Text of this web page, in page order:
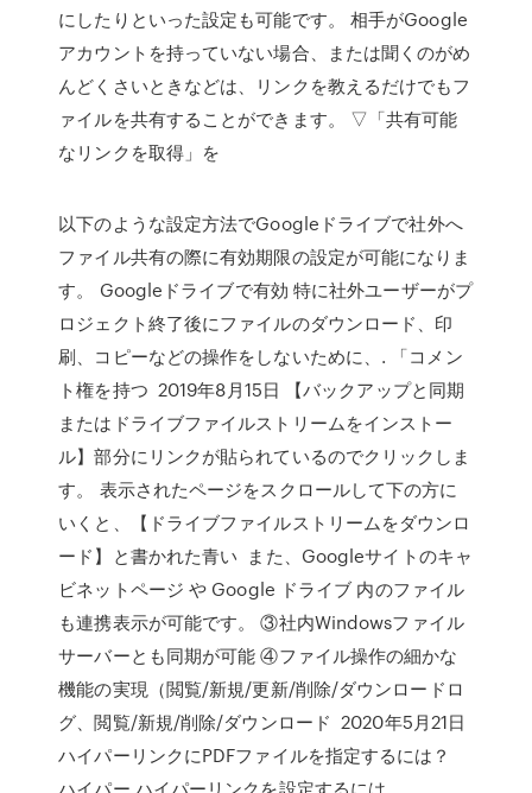
にしたりといった設定も可能です。 相手がGoogle
アカウントを持っていない場合、または聞くのがめ
んどくさいときなどは、リンクを教えるだけでもフ
ァイルを共有することができます。 ▽「共有可能
なリンクを取得」を
以下のような設定方法でGoogleドライブで社外へ
ファイル共有の際に有効期限の設定が可能になりま
す。 Googleドライブで有効 特に社外ユーザーがプ
ロジェクト終了後にファイルのダウンロード、印
刷、コピーなどの操作をしないために、. 「コメン
ト権を持つ 2019年8月15日 【バックアップと同期
またはドライブファイルストリームをインストー
ル】部分にリンクが貼られているのでクリックしま
す。 表示されたページをスクロールして下の方に
いくと、【ドライブファイルストリームをダウンロ
ード】と書かれた青い また、Googleサイトのキャ
ビネットページ や Google ドライブ 内のファイル
も連携表示が可能です。 ③社内Windowsファイル
サーバーとも同期が可能 ④ファイル操作の細かな
機能の実現（閲覧/新規/更新/削除/ダウンロードロ
グ、閲覧/新規/削除/ダウンロード 2020年5月21日
ハイパーリンクにPDFファイルを指定するには？
ハイパー ハイパーリンクを設定するには